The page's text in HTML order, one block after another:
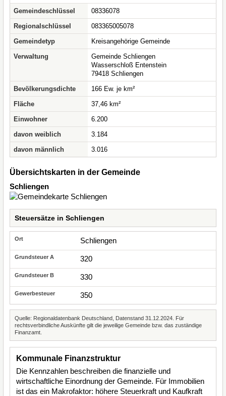
Gemeindeschlüssel
08336078
Regionalschlüssel
083365005078
Gemeindetyp
Kreisangehörige Gemeinde
Verwaltung
Gemeinde Schliengen
Wasserschloß Entenstein
79418 Schliengen
Bevölkerungsdichte
166 Ew. je km²
Fläche
37,46 km²
Einwohner
6.200
davon weiblich
3.184
davon männlich
3.016
Übersichtskarten in der Gemeinde
Schliengen
Steuersätze in Schliengen
Schliengen
320
330
350
Quelle: Regionaldatenbank Deutschland, Datenstand 31.12.2024. Für
rechtsverbindliche Auskünfte gilt die jeweilige Gemeinde bzw. das zuständige
Finanzamt.
Kommunale Finanzstruktur
Die Kennzahlen beschreiben die finanzielle und
wirtschaftliche Einordnung der Gemeinde. Für Immobilien
ist das ein Makrofaktor: höhere Steuerkraft und Kaufkraft